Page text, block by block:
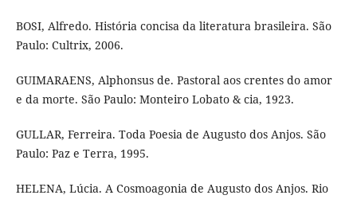
BOSI, Alfredo. História concisa da literatura brasileira. São
Paulo: Cultrix, 2006.
GUIMARAENS, Alphonsus de. Pastoral aos crentes do amor
e da morte. São Paulo: Monteiro Lobato & cia, 1923.
GULLAR, Ferreira. Toda Poesia de Augusto dos Anjos. São
Paulo: Paz e Terra, 1995.
HELENA, Lúcia. A Cosmoagonia de Augusto dos Anjos. Rio